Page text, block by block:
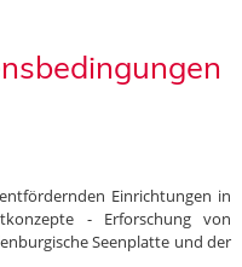
Einrichtungen in
- Erforschung von
Seenplatte und der